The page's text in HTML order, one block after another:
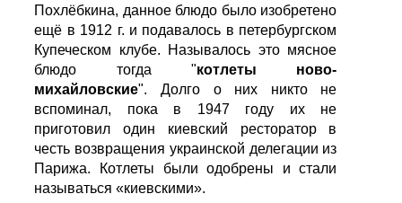
Похлёбкина, данное блюдо было изобретено
ещё в 1912 г. и подавалось в петербургском
Купеческом клубе. Называлось это мясное
блюдо тогда "котлеты ново-
михайловские". Долго о них никто не
вспоминал, пока в 1947 году их не
приготовил один киевский ресторатор в
честь возвращения украинской делегации из
Парижа. Котлеты были одобрены и стали
называться «киевскими».